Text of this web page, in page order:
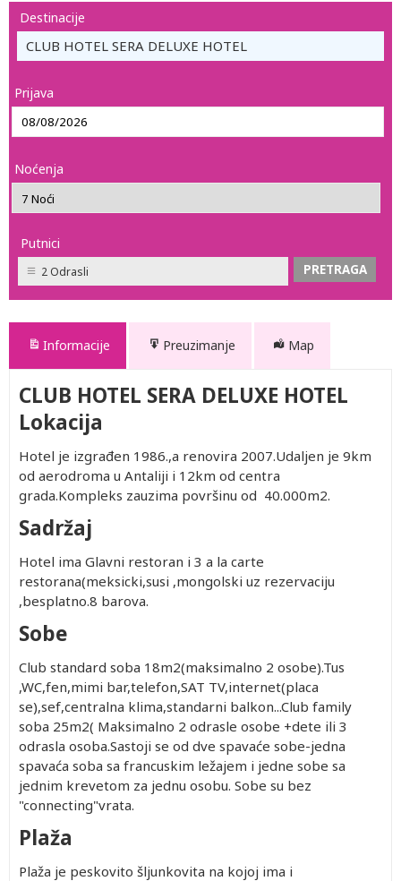
Destinacije
CLUB HOTEL SERA DELUXE HOTEL
Prijava
Noćenja
Putnici
2 Odrasli
Informacije Preuzimanje Map
CLUB HOTEL SERA DELUXE HOTEL
Lokacija
Hotel je izgrađen 1986.,a renovira 2007.Udaljen je 9km
od aerodroma u Antaliji i 12km od centra
grada.Kompleks zauzima površinu od 40.000m2.
Sadržaj
Hotel ima Glavni restoran i 3 a la carte
restorana(meksicki,susi ,mongolski uz rezervaciju
,besplatno.8 barova.
Sobe
Club standard soba 18m2(maksimalno 2 osobe).Tus
,WC,fen,mimi bar,telefon,SAT TV,internet(placa
se),sef,centralna klima,standarni balkon...Club family
soba 25m2( Maksimalno 2 odrasle osobe +dete ili 3
odrasla osoba.Sastoji se od dve spavaće sobe-jedna
spavaća soba sa francuskim ležajem i jedne sobe sa
jednim krevetom za jednu osobu. Sobe su bez
"connecting"vrata.
Plaža
Plaža je peskovito šljunkovita na kojoj ima i